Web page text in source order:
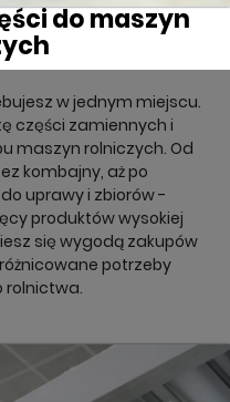
do maszyn
w jednym miejscu.
części zamiennych i
maszyn rolniczych. Od
kombajny, aż po
uprawy i zbiorów -
produktów wysokiej
się wygodą zakupów
potrzeby
rolnictwa.